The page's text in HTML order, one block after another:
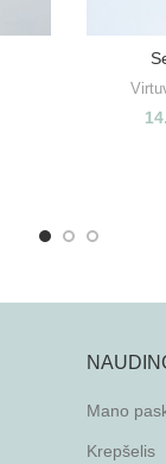
Mano
Krepšelis